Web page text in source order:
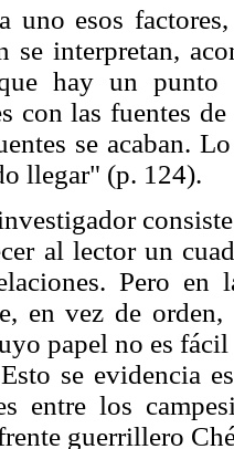
uno esos
se interpretan,
hay un punto
con las fuentes
se acaban.
llegar" (p. 124).
al lector un
Pero en
en vez de orden,
papel no es
se evidencia
entre los
guerrillero